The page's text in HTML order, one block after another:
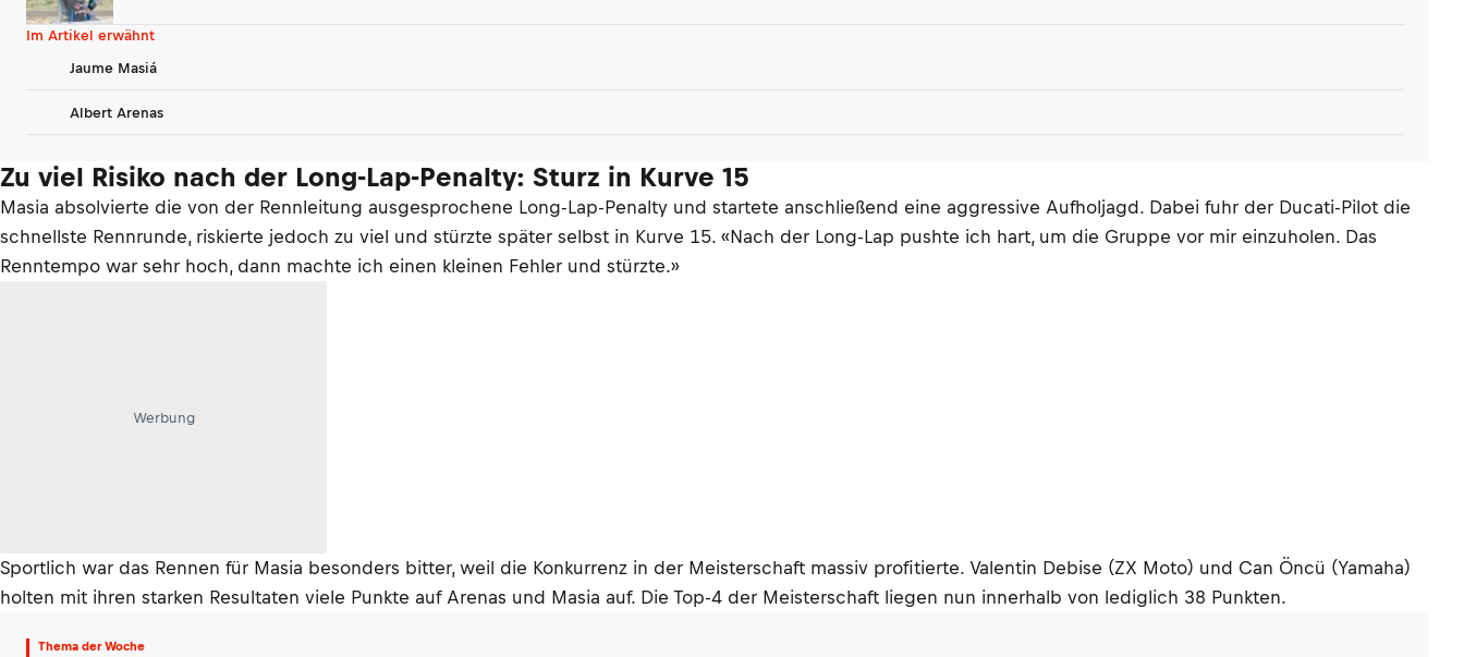
Im Artikel erwähnt
Jaume Masiá
Albert Arenas
Zu viel Risiko nach der Long-Lap-Penalty: Sturz in Kurve 15
Masia absolvierte die von der Rennleitung ausgesprochene Long-Lap-Penalty und startete anschließend eine aggressive Aufholjagd. Dabei fuhr der Ducati-Pilot die
schnellste Rennrunde, riskierte jedoch zu viel und stürzte später selbst in Kurve 15. «Nach der Long-Lap pushte ich hart, um die Gruppe vor mir einzuholen. Das
Renntempo war sehr hoch, dann machte ich einen kleinen Fehler und stürzte.»
Werbung
Sportlich war das Rennen für Masia besonders bitter, weil die Konkurrenz in der Meisterschaft massiv profitierte. Valentin Debise (ZX Moto) und Can Öncü (Yamaha)
holten mit ihren starken Resultaten viele Punkte auf Arenas und Masia auf. Die Top-4 der Meisterschaft liegen nun innerhalb von lediglich 38 Punkten.
Thema der Woche